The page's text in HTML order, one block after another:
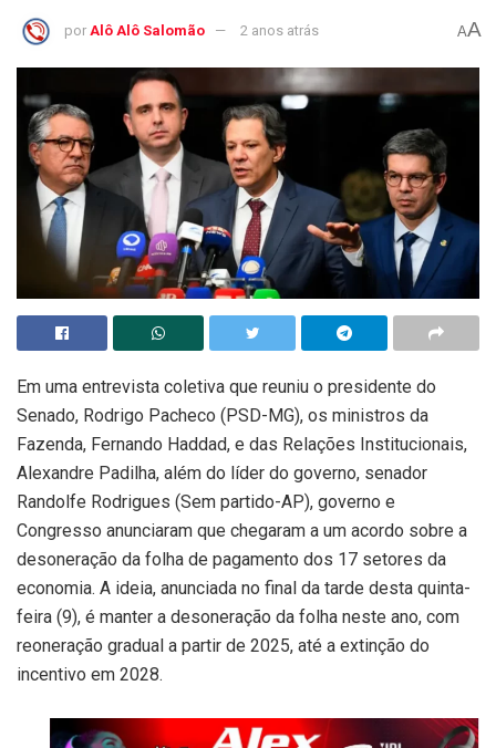
por Alô Alô Salomão 2 anos atrás AA
Em uma entrevista coletiva que reuniu o presidente do
Senado, Rodrigo Pacheco (PSD-MG), os ministros da
Fazenda, Fernando Haddad, e das Relações Institucionais,
Alexandre Padilha, além do líder do governo, senador
Randolfe Rodrigues (Sem partido-AP), governo e
Congresso anunciaram que chegaram a um acordo sobre a
desoneração da folha de pagamento dos 17 setores da
economia. A ideia, anunciada no final da tarde desta quinta-
feira (9), é manter a desoneração da folha neste ano, com
reoneração gradual a partir de 2025, até a extinção do
incentivo em 2028.